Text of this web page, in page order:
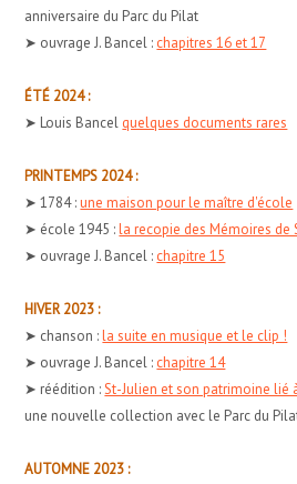
anniversaire du Parc du Pilat
➤ ouvrage J. Bancel : chapitres 16 et 17
ÉTÉ 2024 :
➤ Louis Bancel quelques documents rares
PRINTEMPS 2024 :
➤ 1784 :une maison pour le maître d'école
➤ école 1945 :la recopie des Mémoires de
➤ ouvrage J. Bancel : chapitre 15
HIVER 2023 :
➤ chanson :la suite en musique et le clip !
➤ ouvrage J. Bancel : chapitre 14
➤ réédition :St-Julien et son patrimoine lié
une nouvelle collection avec le Parc du
AUTOMNE 2023 :